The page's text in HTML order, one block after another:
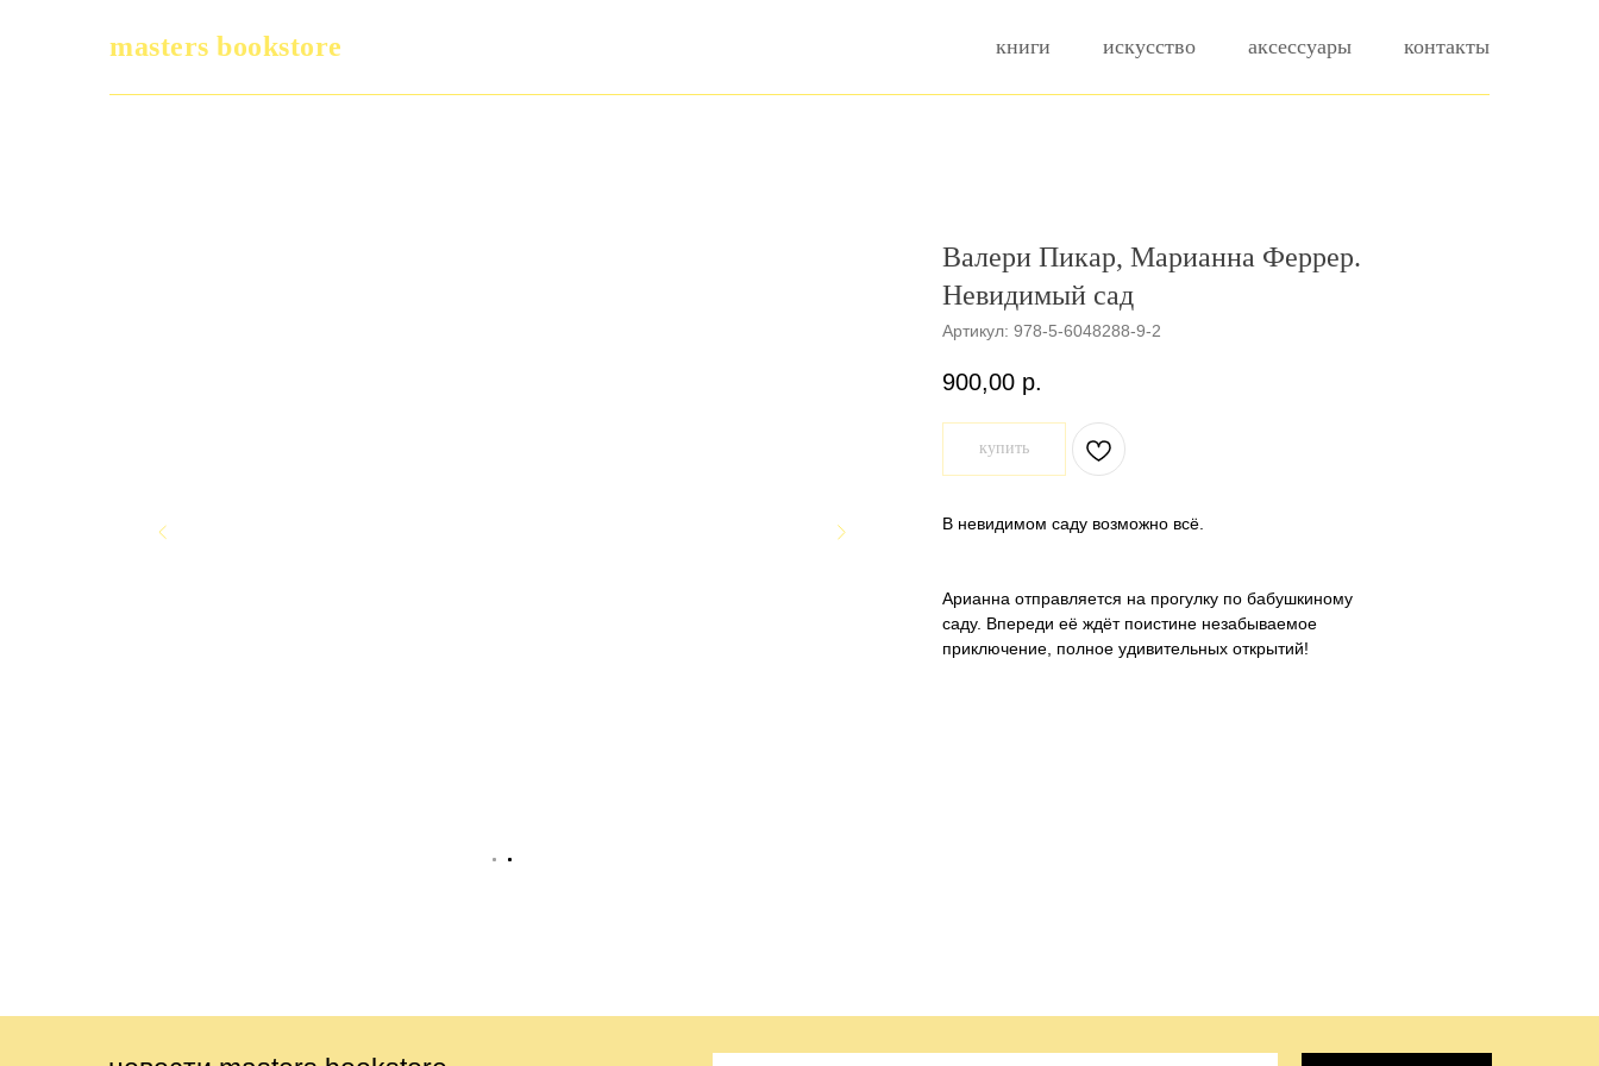
masters bookstore книги искусство аксессуары контакты
Валери Пикар, Марианна Феррер.
Невидимый сад
Артикул: 978-5-6048288-9-2
900,00 р.
купить
В невидимом саду возможно всё.
Арианна отправляется на прогулку по бабушкиному
саду. Впереди её ждёт поистине незабываемое
приключение, полное удивительных открытий!